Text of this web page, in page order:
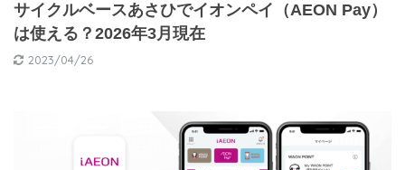
サイクルベースあさひでイオンペイ（AEON Pay）
は使える？2026年3月現在
2023/04/26